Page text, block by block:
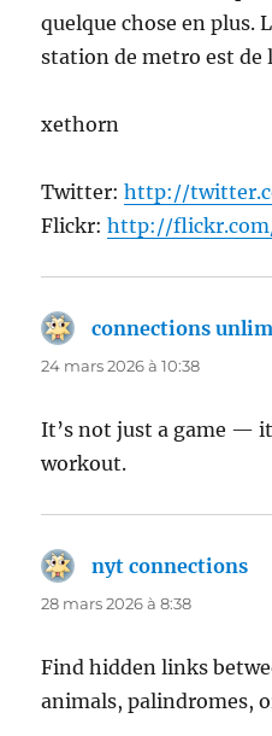
quelque chose en plus.
station de metro est de
xethorn
Twitter:http://
Flickr:http://
connections
24 mars 2026 à 10:38
It’s not just a game —
workout.
nyt connections
28 mars 2026 à 8:38
Find hidden links
animals, palindromes,